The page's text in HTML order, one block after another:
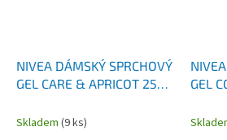
NIVEA DÁMSKÝ SPRCHOVÝ
GEL CARE & APRICOT 250
Skladem (9 ks)
GEL